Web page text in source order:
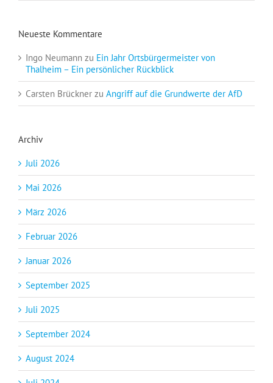
Neueste Kommentare
Ingo Neumann zu Ein Jahr Ortsbürgermeister von
Thalheim – Ein persönlicher Rückblick
Carsten Brückner zu Angriff auf die Grundwerte der AfD
Archiv
Juli 2026
Mai 2026
März 2026
Februar 2026
Januar 2026
September 2025
Juli 2025
September 2024
August 2024